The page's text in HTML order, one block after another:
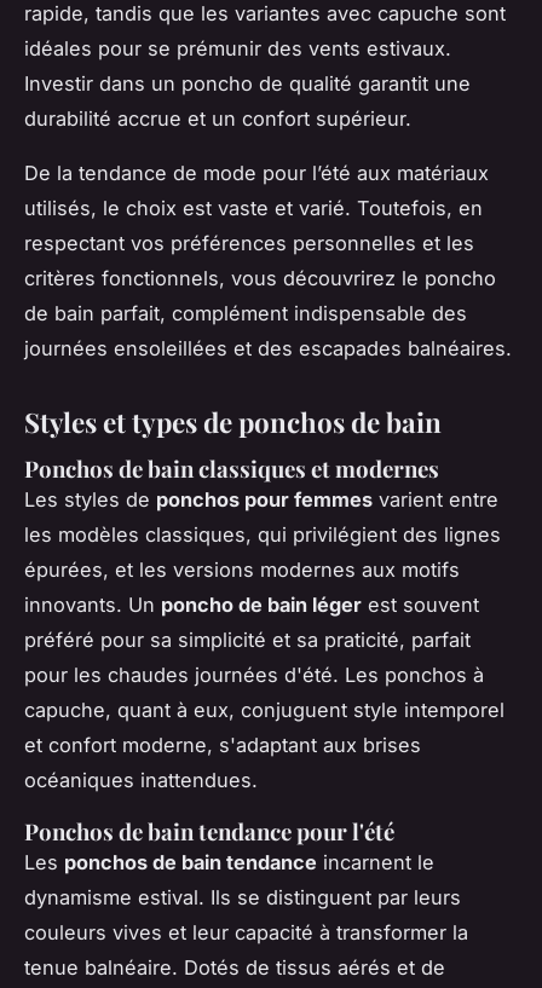
rapide, tandis que les variantes avec capuche sont
idéales pour se prémunir des vents estivaux.
Investir dans un poncho de qualité garantit une
durabilité accrue et un confort supérieur.
De la tendance de mode pour l’été aux matériaux
utilisés, le choix est vaste et varié. Toutefois, en
respectant vos préférences personnelles et les
critères fonctionnels, vous découvrirez le poncho
de bain parfait, complément indispensable des
journées ensoleillées et des escapades balnéaires.
Styles et types de ponchos de bain
Ponchos de bain classiques et modernes
Les styles de ponchos pour femmes varient entre
les modèles classiques, qui privilégient des lignes
épurées, et les versions modernes aux motifs
innovants. Un poncho de bain léger est souvent
préféré pour sa simplicité et sa praticité, parfait
pour les chaudes journées d'été. Les ponchos à
capuche, quant à eux, conjuguent style intemporel
et confort moderne, s'adaptant aux brises
océaniques inattendues.
Ponchos de bain tendance pour l'été
Les ponchos de bain tendance incarnent le
dynamisme estival. Ils se distinguent par leurs
couleurs vives et leur capacité à transformer la
tenue balnéaire. Dotés de tissus aérés et de